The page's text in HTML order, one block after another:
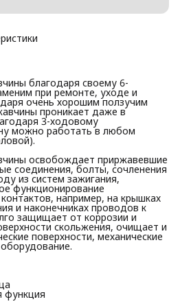
благодаря своему 6-
при ремонте, уходе и
очень хорошим ползучим
проникает даже в
3-ходовому
можно работать в любом
освобождает приржавевшие
соединения, болты, сочленения
из систем зажигания,
функционирование
например, на крышках
и наконечниках проводов к
защищает от коррозии и
скольжения, очищает и
поверхности, механические
функция